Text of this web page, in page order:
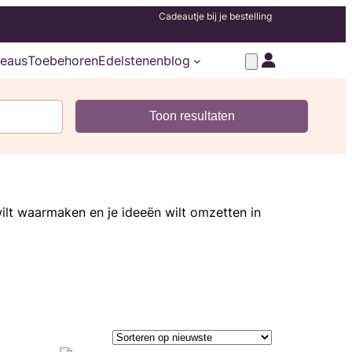
Cadeautje bij je bestelling
ToebehorenEdelstenenblog
waarmaken en je ideeën wilt omzetten in